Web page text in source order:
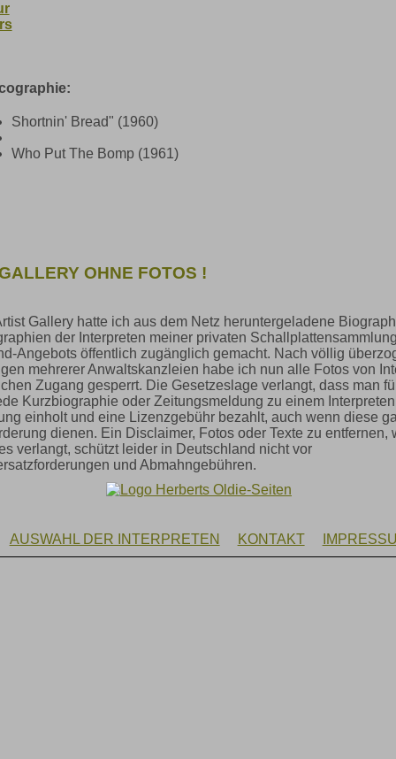
Shortnin' Bread" (1960)
Who Put The Bomp (1961)
OHNE FOTOS !
Gallery hatte ich aus dem Netz heruntergeladene
der Interpreten meiner privaten
Angebots öffentlich zugänglich gemacht. Nach völlig
mehrerer Anwaltskanzleien habe ich nun alle Fotos von
Zugang gesperrt. Die Gesetzeslage verlangt, dass man
Kurzbiographie oder Zeitungsmeldung zu einem
einholt und eine Lizenzgebühr bezahlt, auch wenn diese
dienen. Ein Disclaimer, Fotos oder Texte zu entfernen,
verlangt, schützt leider in Deutschland nicht vor
und Abmahngebühren.
AUSWAHL DER INTERPRETEN KONTAKT